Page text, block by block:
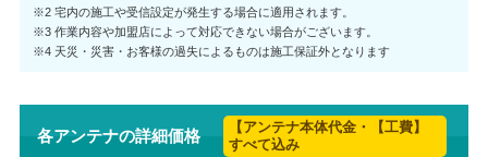
※2 宅内の施工や受信設定が発生する場合に適用されます。
※3 作業内容や加盟店によって対応できない場合がございます。
※4 天災・災害・お客様の過失によるものは施工保証外となります
各アンテナの詳細価格
【アンテナ本体代金・【工費】
すべて込み